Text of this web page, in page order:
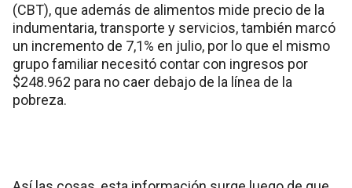
(CBT), que además de alimentos mide precio de la
indumentaria, transporte y servicios, también marcó
un incremento de 7,1% en julio, por lo que el mismo
grupo familiar necesitó contar con ingresos por
$248.962 para no caer debajo de la línea de la
pobreza.